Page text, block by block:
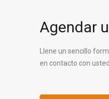
Agendar
Llene un sencillo
en contacto con usted